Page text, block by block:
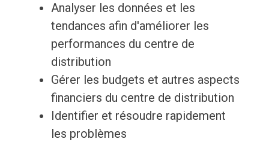
Analyser les données et les
tendances afin d'améliorer les
performances du centre de
distribution
Gérer les budgets et autres aspects
financiers du centre de distribution
Identifier et résoudre rapidement
les problèmes